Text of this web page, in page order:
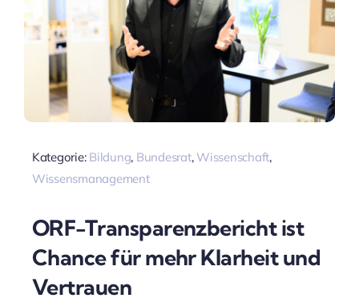
Kategorie: Bildung, Bundesrat, Wissenschaft,
Wissensmanagement
ORF-Transparenzbericht ist
Chance für mehr Klarheit und
Vertrauen